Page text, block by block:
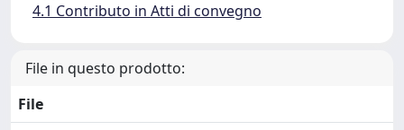
4.1 Contributo in Atti di convegno
File in questo prodotto:
File